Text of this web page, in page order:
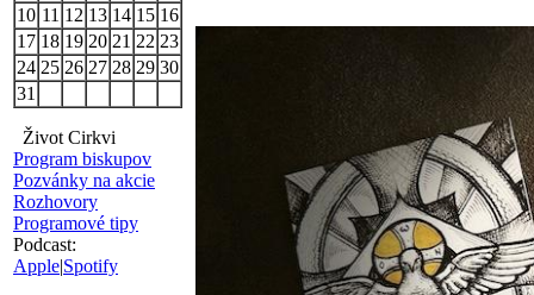
10 11 12 13 14 15 16
17 18 19 20 21 22 23
24 25 26 27 28 29 30
31
Život Cirkvi
Program biskupov
Pozvánky na akcie
Rozhovory
Programové tipy
Podcast:
Apple|Spotify